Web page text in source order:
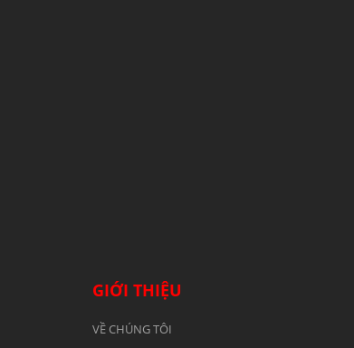
GIỚI THIỆU
VỀ CHÚNG TÔI